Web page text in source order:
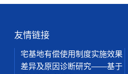
友情链接
宅基地有偿使用制度实施效果
差异及原因诊断研究——基于